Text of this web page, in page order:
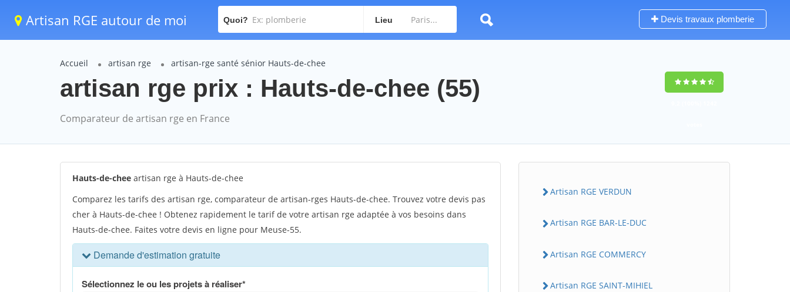
Artisan RGE autour de moi Quoi? Lieu Devis travaux plomberie
Accueil artisan rge artisan-rge santé sénior Hauts-de-chee
artisan rge prix : Hauts-de-chee (55)
Comparateur de artisan rge en France
Hauts-de-chee artisan rge à Hauts-de-chee
Comparez les tarifs des artisan rge, comparateur de artisan-rges Hauts-de-chee. Trouvez votre devis pas
cher à Hauts-de-chee ! Obtenez rapidement le tarif de votre artisan rge adaptée à vos besoins dans
Hauts-de-chee. Faites votre devis en ligne pour Meuse-55.
Artisan RGE VERDUN
Artisan RGE BAR-LE-DUC
Artisan RGE COMMERCY
Artisan RGE SAINT-MIHIEL